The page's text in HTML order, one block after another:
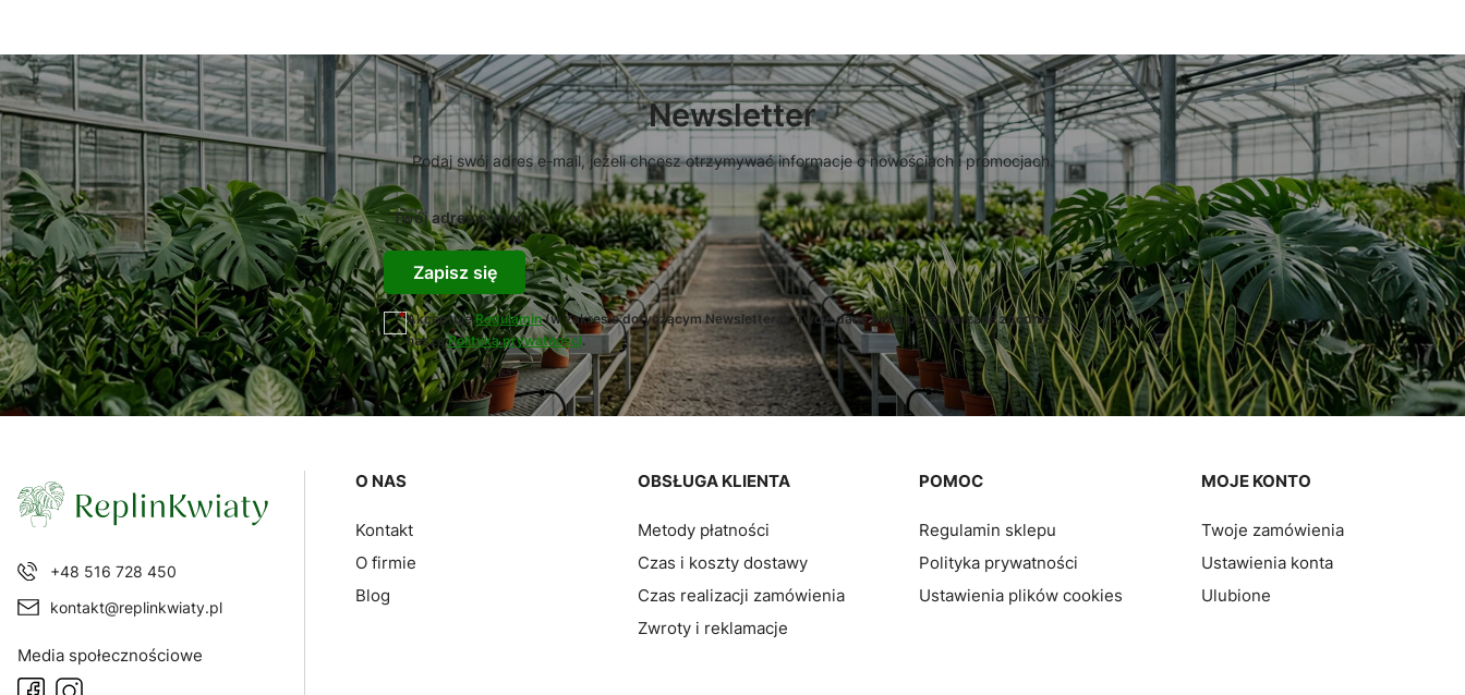
Newsletter
Podaj swój adres e-mail, jeżeli chcesz otrzymywać informacje o nowościach i promocjach.
Twój adres e-mail
Zapisz się
AkceptujęRegulamin(w zakresie dotyczącym Newslettera). Twoje dane będą przetwarzane zgodnie z
nasząPolityką prywatności.
+48 516 728 450
kontakt@replinkwiaty.pl
Media społecznościowe
Linki w stopce
O NAS
Kontakt
O firmie
Blog
OBSŁUGA KLIENTA
Metody płatności
Czas i koszty dostawy
Czas realizacji zamówienia
Zwroty i reklamacje
POMOC
Regulamin sklepu
Polityka prywatności
Ustawienia plików cookies
MOJE KONTO
Twoje zamówienia
Ustawienia konta
Ulubione